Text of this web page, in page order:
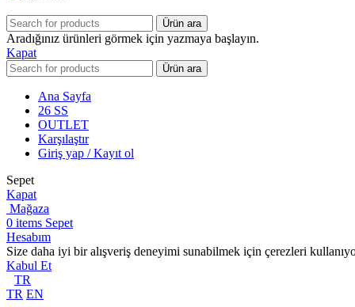
Ürün ara
Aradığınız ürünleri görmek için yazmaya başlayın.
Kapat
Ürün ara
Ana Sayfa
26 SS
OUTLET
Karşılaştır
Giriş yap / Kayıt ol
Sepet
Kapat
Mağaza
0 items Sepet
Hesabım
Size daha iyi bir alışveriş deneyimi sunabilmek için çerezleri
Kabul Et
TR
TR EN